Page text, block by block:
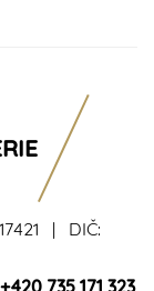
| DIČ:
+420 735 171 323